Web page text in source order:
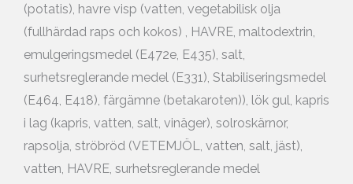
(potatis), havre visp (vatten, vegetabilisk olja
(fullhärdad raps och kokos) , HAVRE, maltodextrin,
emulgeringsmedel (E472e, E435), salt,
surhetsreglerande medel (E331), Stabiliseringsmedel
(E464, E418), färgämne (betakaroten)), lök gul, kapris
i lag (kapris, vatten, salt, vinäger), solroskärnor,
rapsolja, ströbröd (VETEMJÖL, vatten, salt, jäst),
vatten, HAVRE, surhetsreglerande medel